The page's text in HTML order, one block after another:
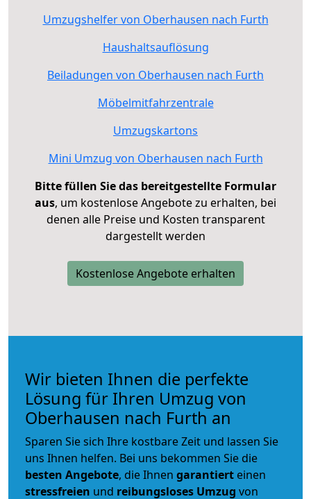
Umzugshelfer von Oberhausen nach Furth
Haushaltsauflösung
Beiladungen von Oberhausen nach Furth
Möbelmitfahrzentrale
Umzugskartons
Mini Umzug von Oberhausen nach Furth
Bitte füllen Sie das bereitgestellte Formular
aus, um kostenlose Angebote zu erhalten, bei
denen alle Preise und Kosten transparent
dargestellt werden
Kostenlose Angebote erhalten
Wir bieten Ihnen die perfekte
Lösung für Ihren Umzug von
Oberhausen nach Furth an
Sparen Sie sich Ihre kostbare Zeit und lassen Sie
uns Ihnen helfen. Bei uns bekommen Sie die
besten Angebote, die Ihnen garantiert einen
stressfreien und reibungsloses Umzug von